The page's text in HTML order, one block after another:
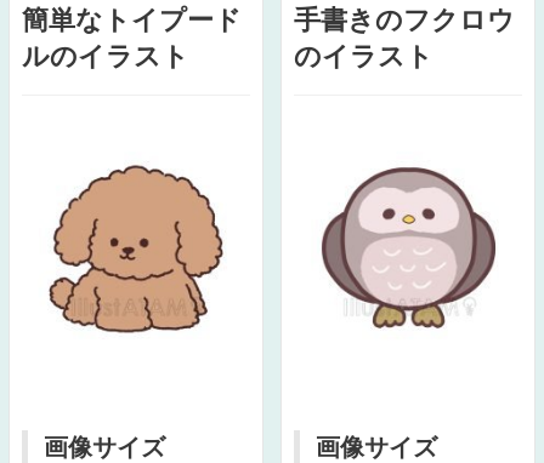
簡単なトイプード
ルのイラスト
画像サイズ
手書きのフクロウ
のイラスト
画像サイズ